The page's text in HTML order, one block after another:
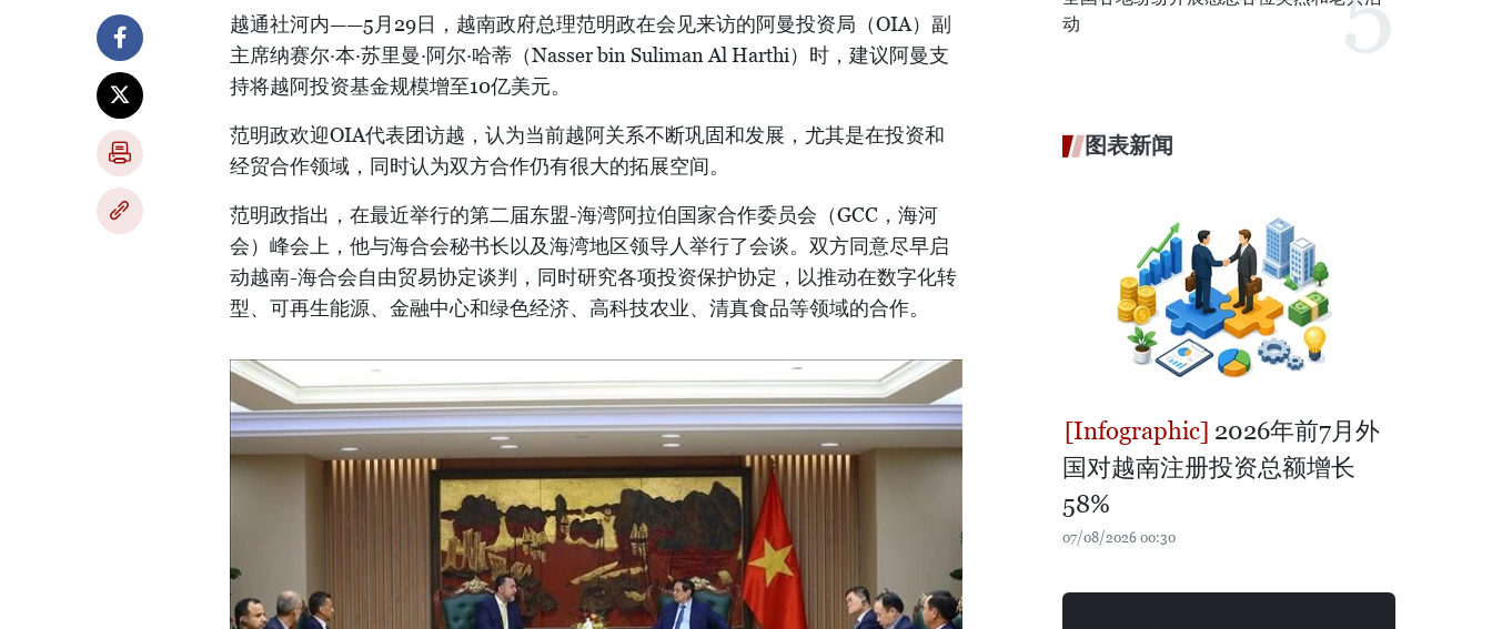
越通社河内——5月29日，越南政府总理范明政在会见来访的阿曼投资局（OIA）副
主席纳赛尔·本·苏里曼·阿尔·哈蒂（Nasser bin Suliman Al Harthi）时，建议阿曼支
持将越阿投资基金规模增至10亿美元。
范明政欢迎OIA代表团访越，认为当前越阿关系不断巩固和发展，尤其是在投资和
经贸合作领域，同时认为双方合作仍有很大的拓展空间。
范明政指出，在最近举行的第二届东盟-海湾阿拉伯国家合作委员会（GCC，海河
会）峰会上，他与海合会秘书长以及海湾地区领导人举行了会谈。双方同意尽早启
动越南-海合会自由贸易协定谈判，同时研究各项投资保护协定，以推动在数字化转
型、可再生能源、金融中心和绿色经济、高科技农业、清真食品等领域的合作。
动
图表新闻
2026年前7月外
国对越南注册投资总额增长
58%
07/08/2026 00:30